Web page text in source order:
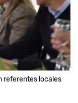
referentes locales